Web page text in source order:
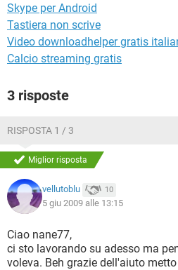
Skype per Android
Tastiera non scrive
Video downloadhelper gratis
Calcio streaming gratis
3 risposte
RISPOSTA 1 / 3
Miglior risposta
vellutoblu 10
5 giu 2009 alle 13:15
Ciao nane77,
ci sto lavorando su adesso ma
voleva. Beh grazie dell'aiuto